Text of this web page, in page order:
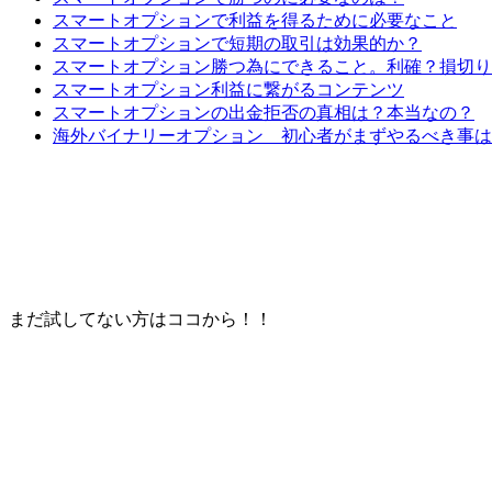
スマートオプションで利益を得るために必要なこと
スマートオプションで短期の取引は効果的か？
スマートオプション勝つ為にできること。利確？損切
スマートオプション利益に繋がるコンテンツ
スマートオプションの出金拒否の真相は？本当なの？
海外バイナリーオプション 初心者がまずやるべき事
まだ試してない方はココから！！